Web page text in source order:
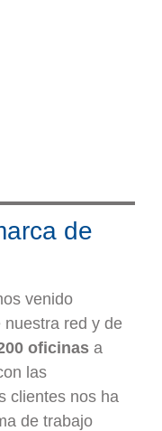
de
venido
red y de
oficinas a
las
clientes nos ha
de trabajo